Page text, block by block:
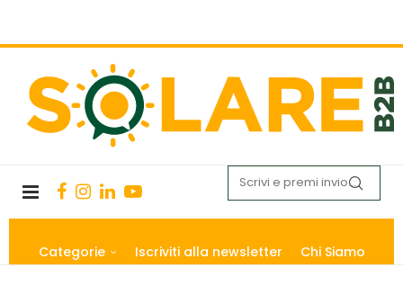
Categorie Iscriviti alla newsletter Chi Siamo